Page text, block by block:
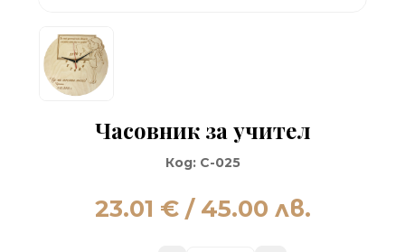
Часовник за учител
Код: C-025
23.01 € / 45.00 лв.